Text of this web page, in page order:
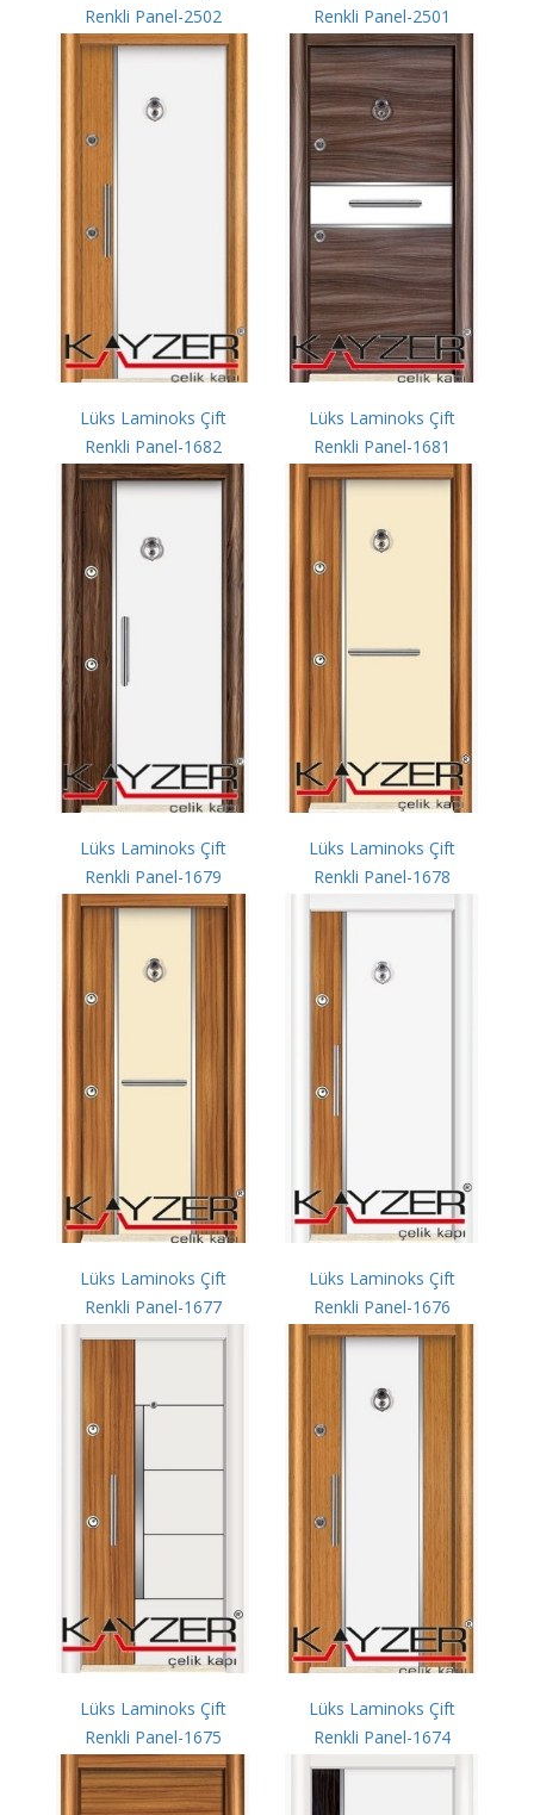
Renkli Panel-2502
Renkli Panel-2501
Lüks Laminoks Çift
Renkli Panel-1682
Lüks Laminoks Çift
Renkli Panel-1681
Lüks Laminoks Çift
Renkli Panel-1679
Lüks Laminoks Çift
Renkli Panel-1678
Lüks Laminoks Çift
Renkli Panel-1677
Lüks Laminoks Çift
Renkli Panel-1676
Lüks Laminoks Çift
Renkli Panel-1675
Lüks Laminoks Çift
Renkli Panel-1674